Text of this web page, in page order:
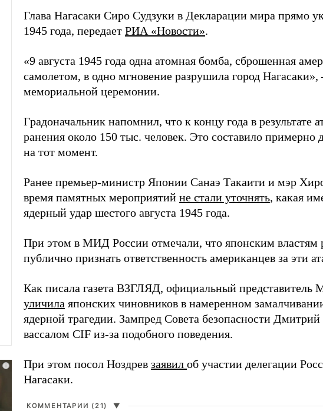
Глава Нагасаки Сиро Судзуки в Декларации мира прямо
1945 года, передает РИА «Новости».
«9 августа 1945 года одна атомная бомба, сброшенная
самолетом, в одно мгновение разрушила город Нагасаки»,
мемориальной церемонии.
Градоначальник напомнил, что к концу года в результате
ранения около 150 тыс. человек. Это составило примерно
на тот момент.
Ранее премьер-министр Японии Санаэ Такаити и мэр
время памятных мероприятий не стали уточнять, какая
ядерный удар шестого августа 1945 года.
При этом в МИД России отмечали, что японским властям
публично признать ответственность американцев за эти
Как писала газета ВЗГЛЯД, официальный
уличила японских чиновников в намеренном
ядерной трагедии. Зампред Совета безопасности
вассалом CIF из-за подобного поведения.
При этом посол Ноздрев заявил об участии делегации
Нагасаки.
КОММЕНТАРИИ (21) ▼